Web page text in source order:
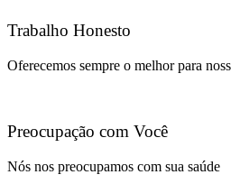
Trabalho Honesto
Oferecemos sempre o melhor para
Preocupação com Você
Nós nos preocupamos com sua saúde